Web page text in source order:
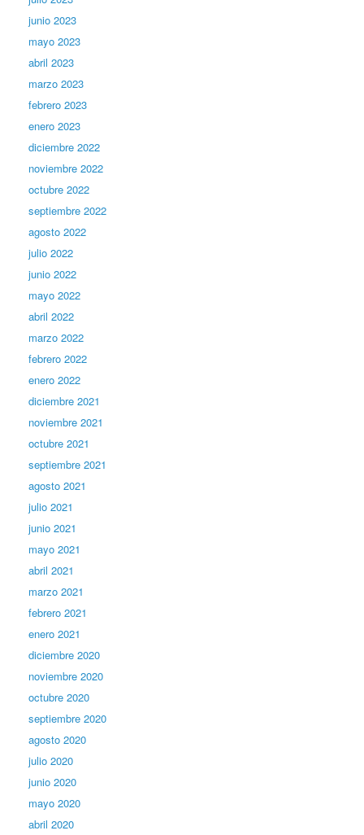
junio 2023
mayo 2023
abril 2023
marzo 2023
febrero 2023
enero 2023
diciembre 2022
noviembre 2022
octubre 2022
septiembre 2022
agosto 2022
julio 2022
junio 2022
mayo 2022
abril 2022
marzo 2022
febrero 2022
enero 2022
diciembre 2021
noviembre 2021
octubre 2021
septiembre 2021
agosto 2021
julio 2021
junio 2021
mayo 2021
abril 2021
marzo 2021
febrero 2021
enero 2021
diciembre 2020
noviembre 2020
octubre 2020
septiembre 2020
agosto 2020
julio 2020
junio 2020
mayo 2020
abril 2020